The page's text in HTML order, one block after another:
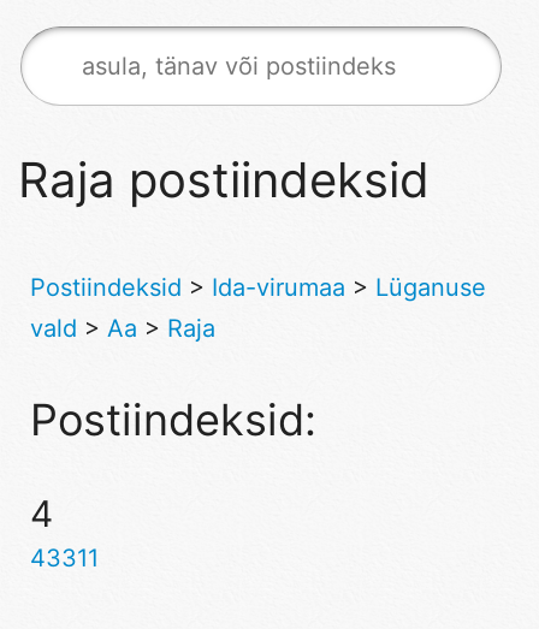
Raja postiindeksid
Postiindeksid > Ida-virumaa > Lüganuse
vald > Aa > Raja
Postiindeksid:
4
43311